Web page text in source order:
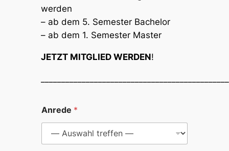
werden
– ab dem 5. Semester Bachelor
– ab dem 1. Semester Master
JETZT MITGLIED WERDEN!
Anrede *